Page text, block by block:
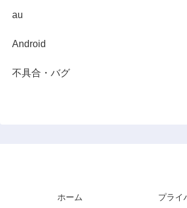
au
Android
不具合・バグ
ホーム プライ